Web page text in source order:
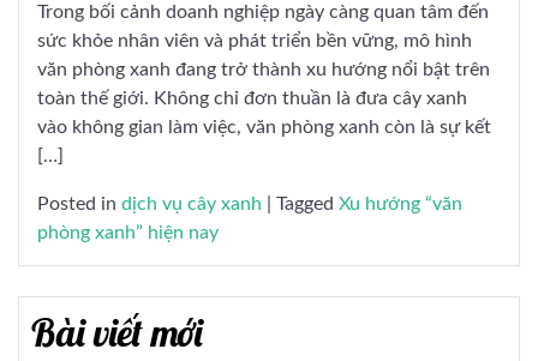
Trong bối cảnh doanh nghiệp ngày càng quan tâm đến
sức khỏe nhân viên và phát triển bền vững, mô hình
văn phòng xanh đang trở thành xu hướng nổi bật trên
toàn thế giới. Không chỉ đơn thuần là đưa cây xanh
vào không gian làm việc, văn phòng xanh còn là sự kết
[…]
Posted in dịch vụ cây xanh Tagged Xu hướng “văn
phòng xanh” hiện nay
Bài viết mới